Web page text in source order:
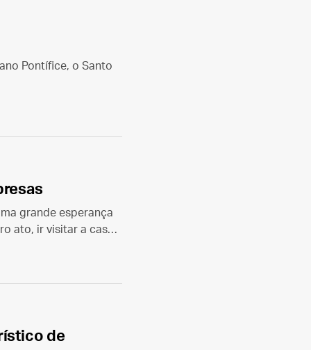
Pontífice, o Santo
grande esperança
ato, ir visitar a casa
de